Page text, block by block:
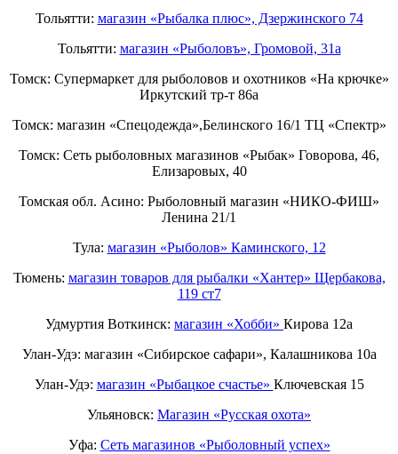
Тольятти: магазин «Рыбалка плюс», Дзержинского 74
Тольятти: магазин «Рыболовъ», Громовой, 31а
Томск: Супермаркет для рыболовов и охотников «На крючке»
Иркутский тр-т 86а
Томск: магазин «Спецодежда»,Белинского 16/1 ТЦ «Спектр»
Томск: Сеть рыболовных магазинов «Рыбак» Говорова, 46,
Елизаровых, 40
Томская обл. Асино: Рыболовный магазин «НИКО-ФИШ»
Ленина 21/1
Тула: магазин «Рыболов» Каминского, 12
Тюмень: магазин товаров для рыбалки «Хантер» Щербакова,
119 ст7
Удмуртия Воткинск: магазин «Хобби» Кирова 12а
Улан-Удэ: магазин «Сибирское сафари», Калашникова 10а
Улан-Удэ: магазин «Рыбацкое счастье» Ключевская 15
Ульяновск: Магазин «Русская охота»
Уфа: Сеть магазинов «Рыболовный успех»